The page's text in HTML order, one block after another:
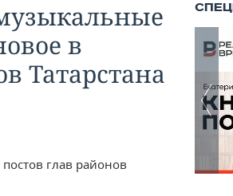
в
Татарстана
глав районов